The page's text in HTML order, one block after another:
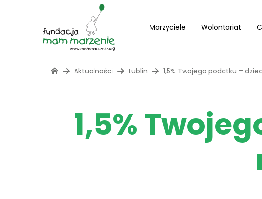
Marzyciele Wolontariat
Aktualności Lublin 1,5% Twojego podatku =
1,5%